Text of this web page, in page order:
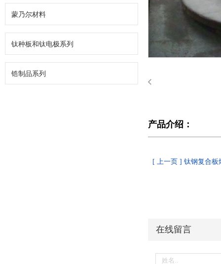
蒙乃尔材料
钛种板和钛电极系列
锆制品系列
产品介绍：
[ 上一页 ] 钛钢复合板
在线留言